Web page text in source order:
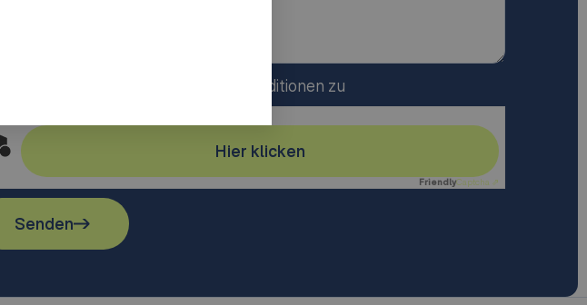
Ich stimme den Bedingungen und Konditionen zu
Hier klicken
FriendlyCaptcha ⇗
Senden